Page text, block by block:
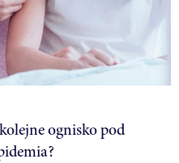
ognisko pod